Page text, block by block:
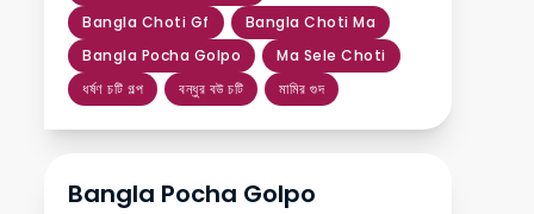
Bangla Choti Gf Bangla Choti Ma
Bangla Pocha Golpo Ma Sele Choti
ধর্ষণ চটি গল্প বন্ধুর বউ চটি মামির গুদ
Bangla Pocha Golpo